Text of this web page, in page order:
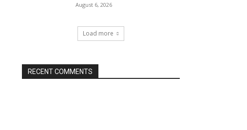
August 6, 2026
Load more
RECENT COMMENTS